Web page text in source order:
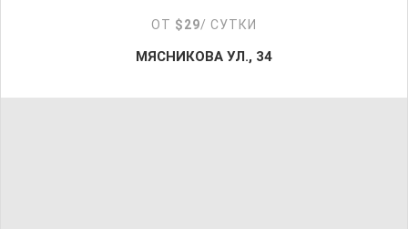
ОТ $29/ СУТКИ
МЯСНИКОВА УЛ., 34